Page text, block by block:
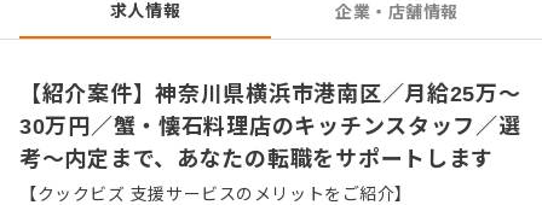
求人情報 企業・店舗情報
【紹介案件】神奈川県横浜市港南区／月給25万～
30万円／蟹・懐石料理店のキッチンスタッフ／選
考～内定まで、あなたの転職をサポートします
【クックビズ 支援サービスのメリットをご紹介】